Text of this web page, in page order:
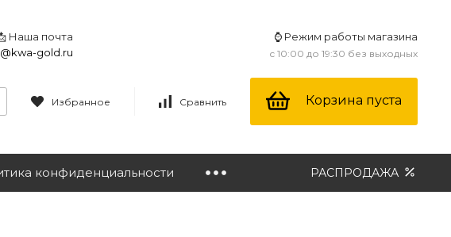
Наша почта
gold.ru
⌚ Режим работы магазина
с 10:00 до 19:30 без выходных
Избранное Сравнить Корзина пуста
конфиденциальности РАСПРОДАЖА